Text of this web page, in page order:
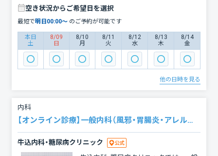
空き状況からご希望日を選択
最短で明日 00:00〜 のご予約が可能です
本日
土
8/09
日
8/10
月
8/11
火
8/12
水
8/13
木
8/14
金
他の日時を見る
内科
【オンライン診療】一般内科（風邪・胃腸炎・アレルギーなど）
牛込内科・糖尿病クリニック